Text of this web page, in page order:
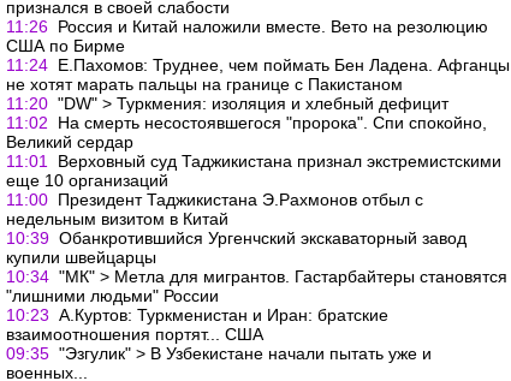
признался в своей слабости
11:26 Россия и Китай наложили вместе. Вето на резолюцию
США по Бирме
11:24 Е.Пахомов: Труднее, чем поймать Бен Ладена. Афганцы
не хотят марать пальцы на границе с Пакистаном
11:20 "DW" > Туркмения: изоляция и хлебный дефицит
11:02
На смерть несостоявшегося "пророка". Спи спокойно,
Великий сердар
11:01
Верховный суд Таджикистана признал экстремистскими
еще 10 организаций
11:00 Президент Таджикистана Э.Рахмонов отбыл с
недельным визитом в Китай
10:39 Обанкротившийся Ургенчский экскаваторный завод
купили швейцарцы
10:34 "МК" > Метла для мигрантов. Гастарбайтеры становятся
"лишними людьми" России
10:23 А.Куртов: Туркменистан и Иран: братские
взаимоотношения портят... США
09:35 "Эзгулик" > В Узбекистане начали пытать уже и
военных...